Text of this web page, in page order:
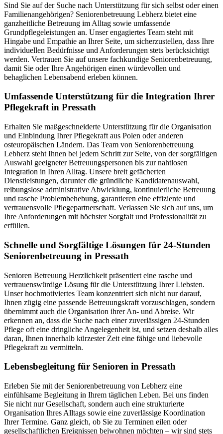
Sind Sie auf der Suche nach Unterstützung für sich selbst oder einen
Familienangehörigen? Seniorenbetreuung Lebherz bietet eine
ganzheitliche Betreuung im Alltag sowie umfassende
Grundpflegeleistungen an. Unser engagiertes Team steht mit
Hingabe und Empathie an Ihrer Seite, um sicherzustellen, dass Ihre
individuellen Bedürfnisse und Anforderungen stets berücksichtigt
werden. Vertrauen Sie auf unsere fachkundige Seniorenbetreuung,
damit Sie oder Ihre Angehörigen einen würdevollen und
behaglichen Lebensabend erleben können.
Umfassende Unterstützung für die Integration Ihrer
Pflegekraft in Pressath
Erhalten Sie maßgeschneiderte Unterstützung für die Organisation
und Einbindung Ihrer Pflegekraft aus Polen oder anderen
osteuropäischen Ländern. Das Team von Seniorenbetreuung
Lebherz steht Ihnen bei jedem Schritt zur Seite, von der sorgfältigen
Auswahl geeigneter Betreuungspersonen bis zur nahtlosen
Integration in Ihren Alltag. Unsere breit gefächerten
Dienstleistungen, darunter die gründliche Kandidatenauswahl,
reibungslose administrative Abwicklung, kontinuierliche Betreuung
und rasche Problembehebung, garantieren eine effiziente und
vertrauensvolle Pflegepartnerschaft. Verlassen Sie sich auf uns, um
Ihre Anforderungen mit höchster Sorgfalt und Professionalität zu
erfüllen.
Schnelle und Sorgfältige Lösungen für 24-Stunden
Seniorenbetreuung in Pressath
Senioren Betreuung Herzlichkeit präsentiert eine rasche und
vertrauenswürdige Lösung für die Unterstützung Ihrer Liebsten.
Unser hochmotiviertes Team konzentriert sich nicht nur darauf,
Ihnen zügig eine passende Betreuungskraft vorzuschlagen, sondern
übernimmt auch die Organisation ihrer An- und Abreise. Wir
erkennen an, dass die Suche nach einer zuverlässigen 24-Stunden
Pflege oft eine dringliche Angelegenheit ist, und setzen deshalb alles
daran, Ihnen innerhalb kürzester Zeit eine fähige und liebevolle
Pflegekraft zu vermitteln.
Lebensbegleitung für Senioren in Pressath
Erleben Sie mit der Seniorenbetreuung von Lebherz eine
einfühlsame Begleitung in Ihrem täglichen Leben. Bei uns finden
Sie nicht nur Gesellschaft, sondern auch eine strukturierte
Organisation Ihres Alltags sowie eine zuverlässige Koordination
Ihrer Termine. Ganz gleich, ob Sie zu Terminen eilen oder
gesellschaftlichen Ereignissen beiwohnen möchten – wir sind stets